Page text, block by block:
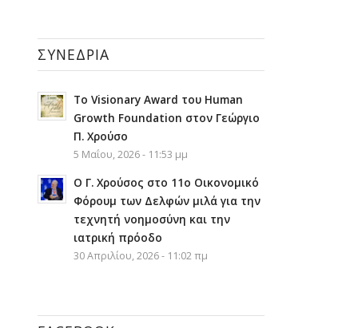
ΣΥΝΈΔΡΙΑ
Το Visionary Award του Human
Growth Foundation στον Γεώργιο
Π. Χρούσο
5 Μαΐου, 2026 - 11:53 μμ
Ο Γ. Χρούσος στο 11ο Οικονομικό
Φόρουμ των Δελφών μιλά για την
τεχνητή νοημοσύνη και την
ιατρική πρόοδο
30 Απριλίου, 2026 - 11:02 πμ